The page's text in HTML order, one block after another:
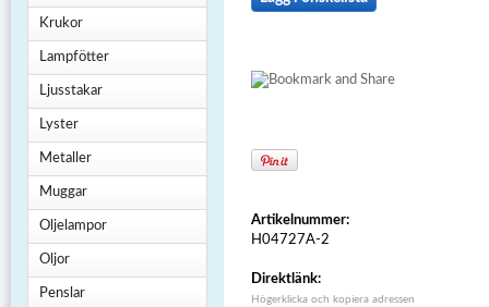
Krukor
Lampfötter
Ljusstakar
Lyster
Metaller
Muggar
Oljelampor
Oljor
Penslar
Artikelnummer:
H04727A-2
Direktlänk:
Högerklicka och kopiera adressen